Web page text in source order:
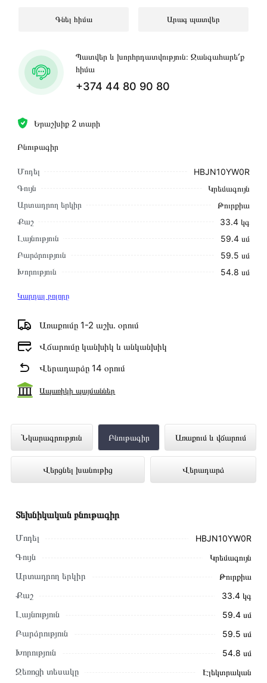
Երաշխիք 2 տարի
Բնութագիր
Մոդել
HBJN10YW0R
Գույն
Կրեմագույն
Արտադրող երկիր
Թուրքիա
Քաշ
33.4 կգ
Լայնություն
59․4 սմ
Բարձրություն
59․5 սմ
Խորություն
54․8 սմ
Կարդալ բոլորը
Առաքումը 1-2 աշխ․ օրում
Վճարումը կանխիկ և անկանխիկ
Վերադարձը 14 օրում
Ապառիկի պայմաններ
Գնել հիմա Արագ պատվեր
Պատվեր և խորհրդատվություն։ Զանգահարե՛ք
հիմա
+374 44 80 90 80
Նկարագրություն Բնութագիր Առաքում և վճարում
Վերցնել խանութից Վերադարձ
Ներկառուցվող վառարան BOSCH
HBJN10YW0R ներկայացված է
Technomix առցանց խանութում լավագույն
Տեխնիկական բնութագիր
Մոդել HBJN10YW0R
Գույն Կրեմագույն
Արտադրող երկիր Թուրքիա
Քաշ 33.4 կգ
Լայնություն 59․4 սմ
Բարձրություն 59․5 սմ
Խորություն 54․8 սմ
Ջեռոցի տեսակը Էլեկտրական